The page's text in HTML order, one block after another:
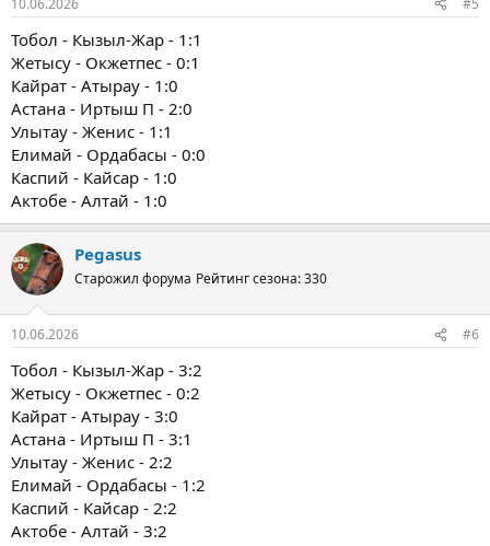
Тобол - Кызыл-Жар - 1:1
Жетысу - Окжетпес - 0:1
Кайрат - Атырау - 1:0
Астана - Иртыш П - 2:0
Улытау - Женис - 1:1
Елимай - Ордабасы - 0:0
Каспий - Кайсар - 1:0
Актобе - Алтай - 1:0
Pegasus
Старожил форума Рейтинг сезона: 330
10.06.2026 #6
Тобол - Кызыл-Жар - 3:2
Жетысу - Окжетпес - 0:2
Кайрат - Атырау - 3:0
Астана - Иртыш П - 3:1
Улытау - Женис - 2:2
Елимай - Ордабасы - 1:2
Каспий - Кайсар - 2:2
Актобе - Алтай - 3:2